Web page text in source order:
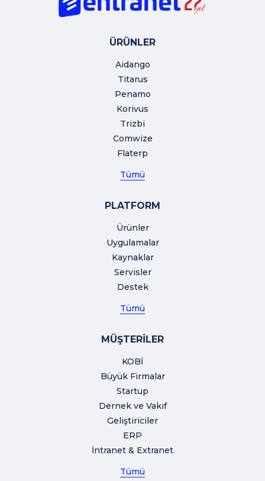
ÜRÜNLER
Aidango
Titarus
Penamo
Korivus
Trizbi
Comwize
Flaterp
Tümü
PLATFORM
Ürünler
Uygulamalar
Kaynaklar
Servisler
Destek
Tümü
MÜŞTERİLER
KOBİ
Büyük Firmalar
Startup
Dernek ve Vakıf
Geliştiriciler
ERP
İntranet & Extranet
Tümü